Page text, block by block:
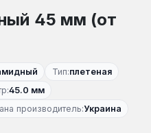
45 мм (от
Тип:плетеная
45.0 мм
производитель:Украина